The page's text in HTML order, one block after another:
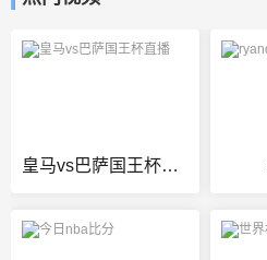
皇马vs巴萨国王杯直播